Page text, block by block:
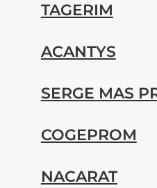
TAGERIM
ACANTYS
SERGE MAS
COGEPROM
NACARAT